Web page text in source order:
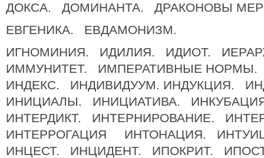
ДОКСА. ДОМИНАНТА. ДРАКОНОВЫ
ЕВГЕНИКА. ЕВДАМОНИЗМ.
ИГНОМИНИЯ. ИДИЛИЯ. ИДИОТ.
ИММУНИТЕТ. ИМПЕРАТИВНЫЕ
ИНДЕКС. ИНДИВИДУУМ. ИНДУКЦИЯ.
ИНИЦИАЛЫ. ИНИЦИАТИВА.
ИНТЕРДИКТ. ИНТЕРНИРОВАНИЕ.
ИНТЕРРОГАЦИЯ ИНТОНАЦИЯ.
ИНЦЕСТ. ИНЦИДЕНТ. ИПОКРИТ.